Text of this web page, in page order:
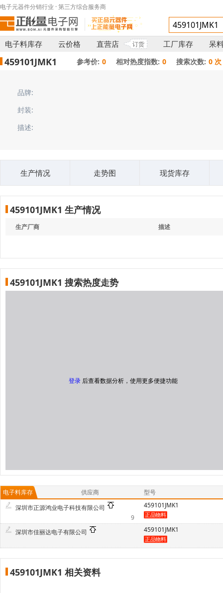
电子元器件分销行业 · 第三方综合服务商
电子料库存 云价格 直营店 订货 工厂库存 呆
459101JMK1 参考价: 0 相对热度指数: 0 搜索次数: 0 次
品牌:
封装:
描述:
生产情况 走势图 现货库存
459101JMK1 生产情况
生产厂商 描述
459101JMK1 搜索热度走势
登录 后查看数据分析，使用更多便捷功能
电子料库存 供应商
型号
深圳市正源鸿业电子科技有限公司
9
459101JMK1
深圳市佳丽达电子有限公司 459101JMK1
459101JMK1 相关资料